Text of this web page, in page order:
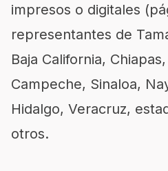
impresos o digitales
representantes de
Baja California,
Campeche, Sinaloa,
Hidalgo, Veracruz,
otros.